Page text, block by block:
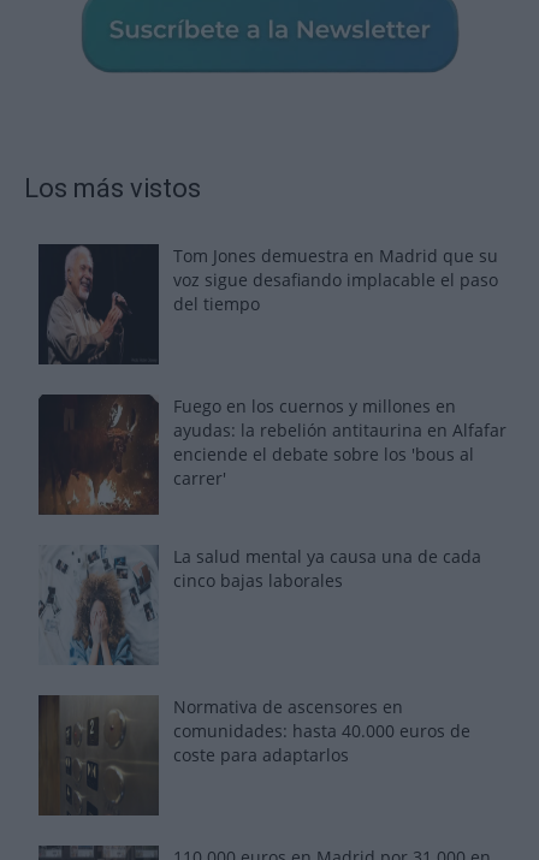
Los más vistos
Tom Jones demuestra en Madrid que su
voz sigue desafiando implacable el paso
del tiempo
Fuego en los cuernos y millones en
ayudas: la rebelión antitaurina en Alfafar
enciende el debate sobre los 'bous al
carrer'
La salud mental ya causa una de cada
cinco bajas laborales
Normativa de ascensores en
comunidades: hasta 40.000 euros de
coste para adaptarlos